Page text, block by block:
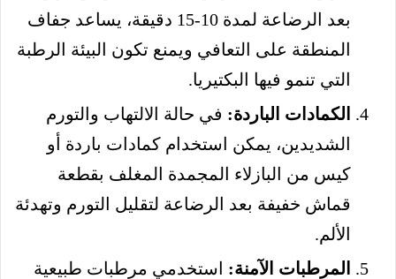
بعد الرضاعة لمدة 10-15 دقيقة، يساعد جفاف
المنطقة على التعافي ويمنع تكون البيئة الرطبة
التي تنمو فيها البكتيريا.
الكمادات الباردة: في حالة الالتهاب والتورم
الشديدين، يمكن استخدام كمادات باردة أو
كيس من البازلاء المجمدة المغلف بقطعة
قماش خفيفة بعد الرضاعة لتقليل التورم وتهدئة
الألم.
المرطبات الآمنة: استخدمي مرطبات طبيعية